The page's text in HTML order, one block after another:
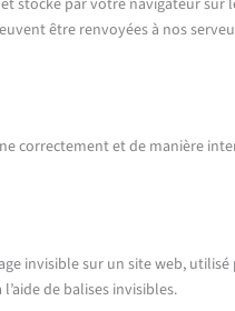
être renvoyées à nos
correctement et de manière
invisible sur un site web,
de balises invisibles.